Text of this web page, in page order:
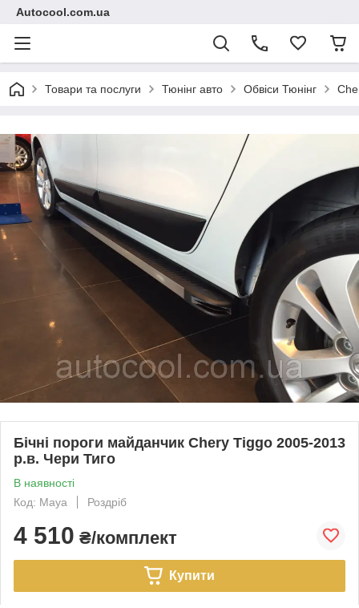
Autocool.com.ua
Товари та послуги Тюнінг авто Обвіси Тюнінг
Бічні пороги майданчик Chery Tiggo 2005-2013
р.в. Чери Тиго
В наявності
Код: Maya
Роздріб
4 510 ₴/комплект
Купити